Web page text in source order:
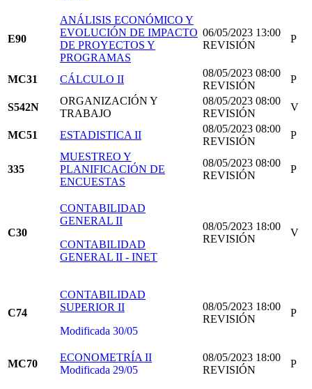
E90
ANÁLISIS ECONÓMICO Y
EVOLUCIÓN DE IMPACTO
DE PROYECTOS Y
PROGRAMAS
06/05/2023 13:00
REVISIÓN
P
MC31 CÁLCULO II
08/05/2023 08:00
REVISIÓN
P
S542N
ORGANIZACIÓN Y
TRABAJO
08/05/2023 08:00
REVISIÓN
V
MC51 ESTADISTICA II
08/05/2023 08:00
REVISIÓN
P
335
MUESTREO Y
PLANIFICACIÓN DE
ENCUESTAS
08/05/2023 08:00
REVISIÓN
P
C30
CONTABILIDAD
GENERAL II
CONTABILIDAD
GENERAL II - INET
08/05/2023 18:00
REVISIÓN
V
C74
CONTABILIDAD
SUPERIOR II
Modificada 30/05
08/05/2023 18:00
REVISIÓN
P
MC70
ECONOMETRÍA II
Modificada 29/05
08/05/2023 18:00
REVISIÓN
P